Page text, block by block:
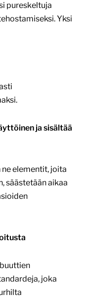
pureskeltuja
Yksi
ja sisältää
elementit, joita
säästetään aikaa
joka